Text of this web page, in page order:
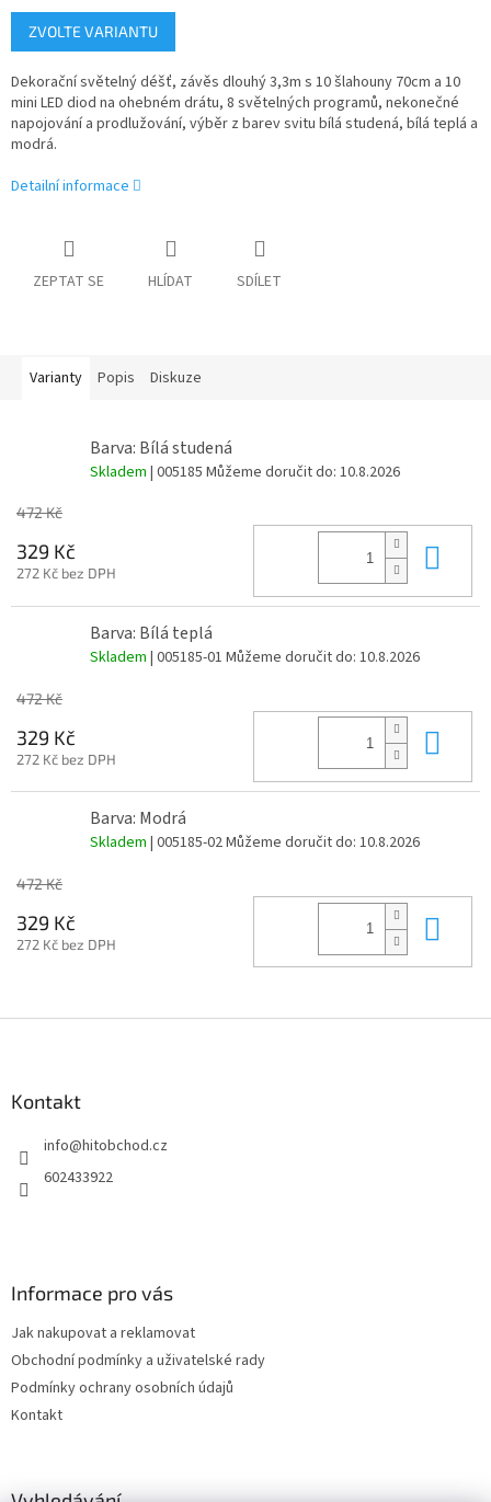
Měrná
cena:
ZVOLTE VARIANTU
Dekorační světelný déšť, závěs dlouhý 3,3m s 10 šlahouny 70cm a 10
mini LED diod na ohebném drátu, 8 světelných programů, nekonečné
napojování a prodlužování, výběr z barev svitu bílá studená, bílá teplá a
modrá.
Detailní informace
ZEPTAT SE HLÍDAT SDÍLET
Varianty Popis Diskuze
Barva: Bílá studená
Skladem | 005185 Můžeme doručit do: 10.8.2026
472 Kč
329 Kč
272 Kč bez DPH
Barva: Bílá teplá
Skladem | 005185-01 Můžeme doručit do: 10.8.2026
472 Kč
329 Kč
272 Kč bez DPH
Barva: Modrá
Skladem | 005185-02Můžeme doručit do: 10.8.2026
472 Kč
329 Kč
272 Kč bez DPH
Kontakt
info@hitobchod.cz
602433922
Informace pro vás
Jak nakupovat a reklamovat
Obchodní podmínky a uživatelské rady
Podmínky ochrany osobních údajů
Kontakt